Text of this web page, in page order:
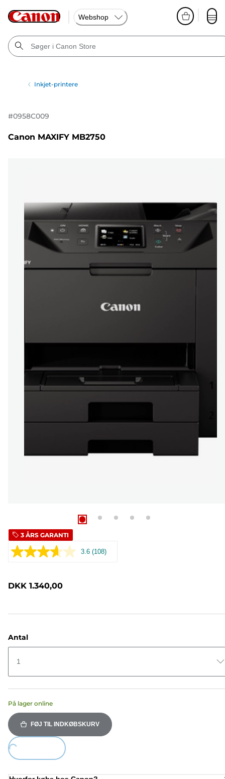
Webshop
Inkjet-printere
#0958C009
Canon MAXIFY MB2750
3 ÅRS GARANTI
3.6 Læs
(108)
DKK 1.340,00
Antal
1
På lager online
FØJ TIL INDKØBSKURV